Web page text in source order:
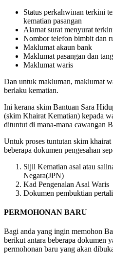
Status perkahwinan terkini
kematian pasangan
Alamat surat menyurat
Nombor telefon bimbit dan
Maklumat akaun bank
Maklumat pasangan dan
Maklumat waris
Dan untuk makluman, maklumat
berlaku kematian.
Ini kerana skim Bantuan Sara
(skim Khairat Kematian) kepada
dituntut di mana-mana cawangan
Untuk proses tuntutan skim
beberapa dokumen pengesahan
Sijil Kematian asal atau
Negara(JPN)
Kad Pengenalan Asal Waris
Dokumen pembuktian
PERMOHONAN BARU
Bagi anda yang ingin memohon
berikut antara beberapa dokumen
permohonan baru yang akan